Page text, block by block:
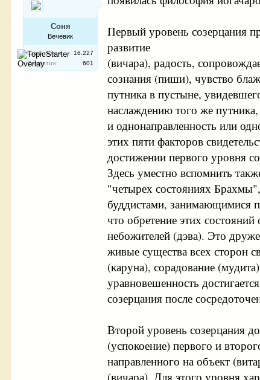
Соня
Вечевик
Сообщения:
16.227
Симпатии:
601
Первый уровень созерцания
развитие
(вичара), радость,
сознания (пиши), чувство
путника в пустыне,
наслаждению того же
и однонаправленность или
этих пяти факторов
достижении первого уровня
Здесь уместно вспомнить
"четырех состояниях
буддистами, занимающимися
что обретение этих
небожителей (дэва). Это
живые существа всех сторон
(каруна), сорадование
уравновешенность
созерцания после
Второй уровень созерцания
(успокоение) первого и
направленного на объект
(вичара). Для этого уровня